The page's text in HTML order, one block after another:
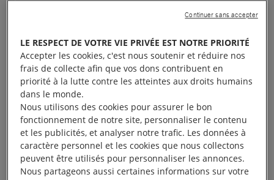
LE RESPECT DE VOTRE VIE PRIVÉE EST NOTRE PRIORITÉ
Accepter les cookies, c'est nous soutenir et réduire nos
frais de collecte afin que vos dons contribuent en
priorité à la lutte contre les atteintes aux droits humains
dans le monde.
Nous utilisons des cookies pour assurer le bon
fonctionnement de notre site, personnaliser le contenu
et les publicités, et analyser notre trafic. Les données à
caractère personnel et les cookies que nous collectons
peuvent être utilisés pour personnaliser les annonces.
Nous partageons aussi certaines informations sur votre
Continuer sans accepter